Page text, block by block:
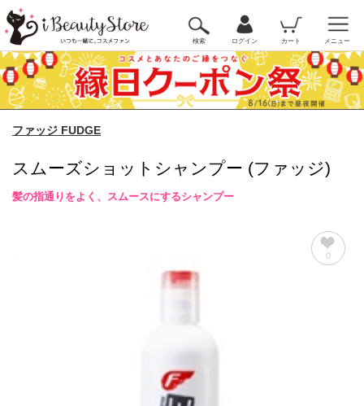
検索 ログイン カート メニュー
ファッジ FUDGE
スムーズショットシャンプー (ファッジ)
髪の指通りをよく、スムースにするシャンプー
0